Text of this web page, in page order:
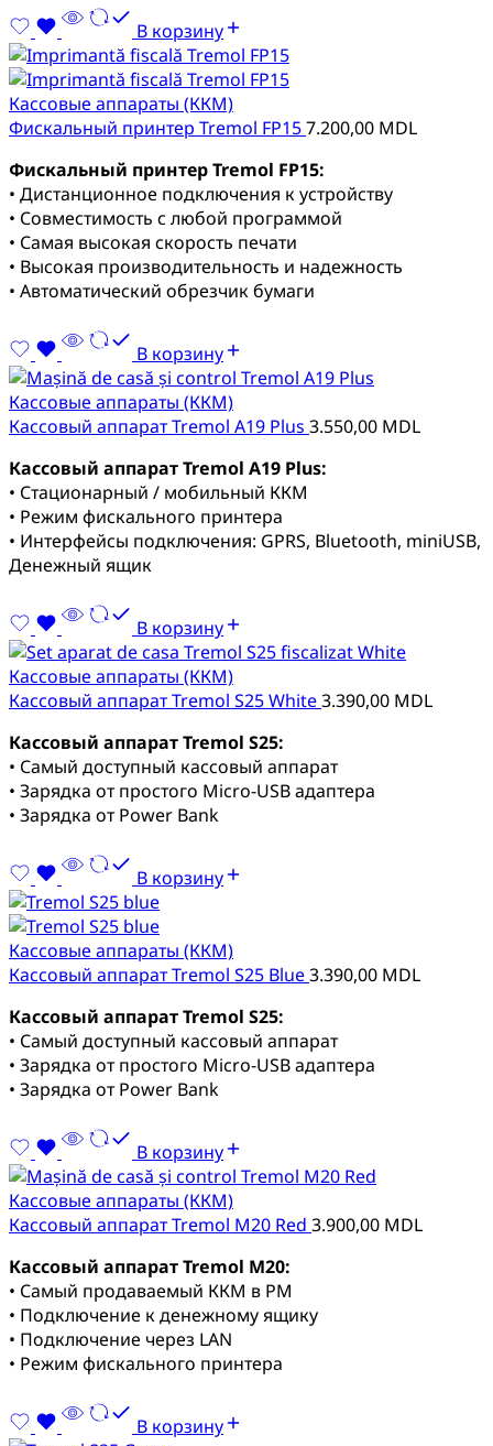
В корзину
Кассовые аппараты (ККМ)
Фискальный принтер Tremol FP157.200,00 MDL
Фискальный принтер Tremol FP15:
• Дистанционное подключения к устройству
• Совместимость с любой программой
• Самая высокая скорость печати
• Высокая производительность и надежность
• Автоматический обрезчик бумаги
В корзину
Кассовые аппараты (ККМ)
Кассовый аппарат Tremol A19 Plus 3.550,00 MDL
Кассовый аппарат Tremol A19 Plus:
• Стационарный / мобильный ККМ
• Режим фискального принтера
• Интерфейсы подключения: GPRS, Bluetooth, miniUSB,
Денежный ящик
В корзину
Кассовые аппараты (ККМ)
Кассовый аппарат Tremol S25 White3.390,00 MDL
Кассовый аппарат Tremol S25:
• Самый доступный кассовый аппарат
• Зарядка от простого Micro-USB адаптера
• Зарядка от Power Bank
В корзину
Кассовые аппараты (ККМ)
Кассовый аппарат Tremol S25 Blue3.390,00 MDL
Кассовый аппарат Tremol S25:
• Самый доступный кассовый аппарат
• Зарядка от простого Micro-USB адаптера
• Зарядка от Power Bank
В корзину
Кассовые аппараты (ККМ)
Кассовый аппарат Tremol M20 Red 3.900,00 MDL
Кассовый аппарат Tremol M20:
• Самый продаваемый ККМ в РМ
• Подключение к денежному ящику
• Подключение через LAN
• Режим фискального принтера
В корзину